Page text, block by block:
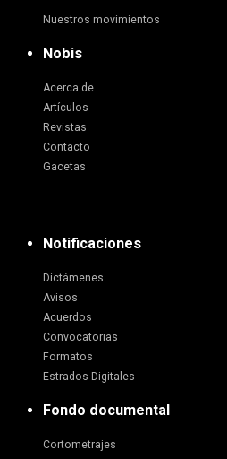
Nuestros movimientos
Nobis
Acerca de
Artículos
Revistas
Contacto
Gacetas
Notificaciones
Dictámenes
Avisos
Acuerdos
Convocatorias
Formatos
Estrados Digitales
Fondo documental
Cortometrajes